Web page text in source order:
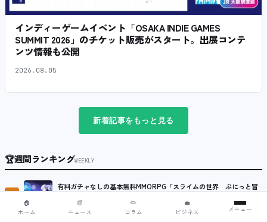
インディーゲームイベント「OSAKA INDIE GAMES
SUMMIT 2026」のチケット販売がスタート。出展コンテ
ンツ情報も公開
2026.08.05
新着記事をもっと見る
🏆週間ランキングWEEKLY
1
有料ガチャなしの基本無料MMORPG「スライムの世界 ぷにっと冒
2026.07.27
🏠
ホーム
📰
ニュース
✏️
コラム
💼
ビジネス
メニュー